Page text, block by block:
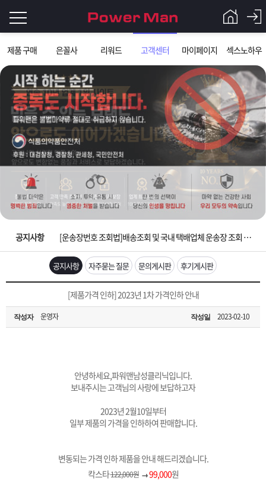
제품 구매 은꼴사 리워드 고객센터 마이페이지 섹스노하우
그
인
이
필
요
니
로
Q&A
파
워
맨
제
품
은
노
객
마
공지사항
입금확인이 안되는 상황을 대비해 꼭 입금후 고객센터 연락바랍니다.
[2026구정 연휴]설 연휴 배송 및 휴무 안내
[운송장번호 조회법]배송조회 및 국내 택배업체 운송장 조회 하는법
[ios앱 오픈]아이폰 고객 앱설치 가능합니다.
[무인택배함 이용 안내] 집 밖에 주소로 택배 받기
입금확인이 안되는 상황을 대비해 꼭 입금후 고객센터 연락바랍니다.
공지사항 자주묻는 질문 문의게시판 후기게시판
[제품가격 인하] 2023년 1차 가격인하 안내
작성자 운영자 작성일 2023-02-10
안녕하세요,파워맨남성클리닉입니다.
보내주시는 고객님의 사랑에 보답하고자
2023년 2월10일부터
일부 제품의 가격을 인하하여 판매합니다.
변동되는 가격 인하 제품을 안내 해드리겠습니다.
칵스타122,000원 →99,000원